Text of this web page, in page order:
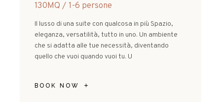
130MQ 1-6 persone
Il lusso di una suite con qualcosa in più Spazio,
eleganza, versatilità, tutto in uno. Un ambiente
che si adatta alle tue necessità, diventando
quello che vuoi quando vuoi tu. U
BOOK NOW